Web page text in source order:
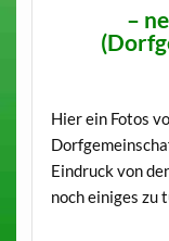
–
Hier ein Fotos
Eindruck von
noch einiges zu